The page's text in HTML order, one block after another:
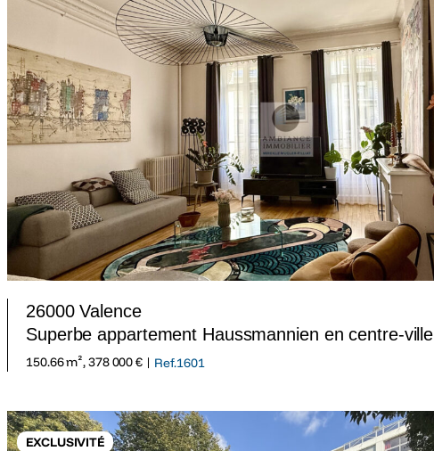
26000 Valence
Superbe appartement Haussmannien en centre-ville
150.66 m², 378 000 € | Ref.1601
EXCLUSIVITÉ